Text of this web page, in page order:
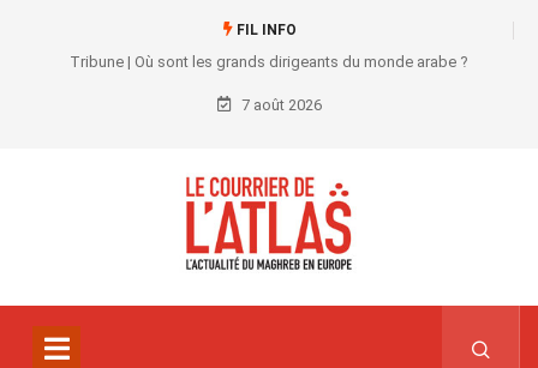
FIL INFO
Tribune | Où sont les grands dirigeants du monde arabe ?
7 août 2026